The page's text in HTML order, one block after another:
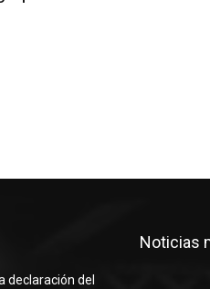
declaración del
Noticias